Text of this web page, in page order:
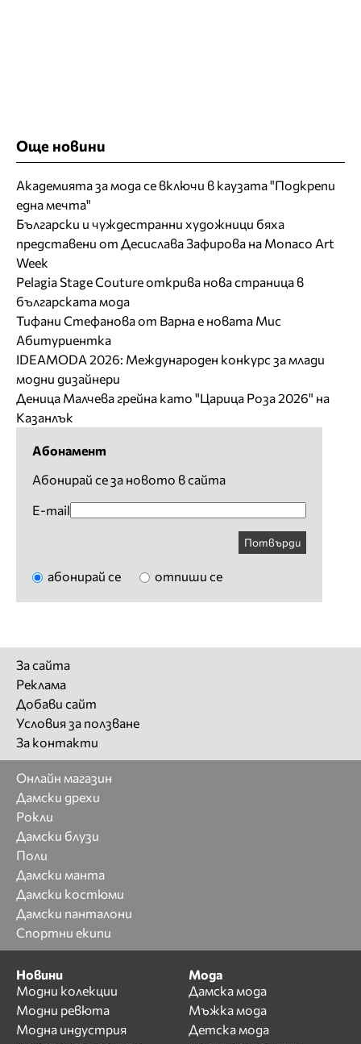
Още новини
Академията за мода се включи в каузата "Подкрепи
една мечта"
Български и чуждестранни художници бяха
представени от Десислава Зафирова на Monaco Art
Week
Pelagia Stage Couture открива нова страница в
българската мода
Тифани Стефанова от Варна е новата Мис
Абитуриентка
IDEAMODA 2026: Международен конкурс за млади
модни дизайнери
Деница Малчева грейна като "Царица Роза 2026" на
Казанлък
Абонамент
Абонирай се за новото в сайта
E-mail
Потвърди
абонирай се отпиши се
За сайта
Реклама
Добави сайт
Условия за ползване
За контакти
Онлайн магазин
Дамски дрехи
Рокли
Дамски блузи
Поли
Дамски манта
Дамски костюми
Дамски панталони
Спортни екипи
Новини
Модни колекции
Модни ревюта
Модна индустрия
Мода
Дамска мода
Мъжка мода
Детска мода